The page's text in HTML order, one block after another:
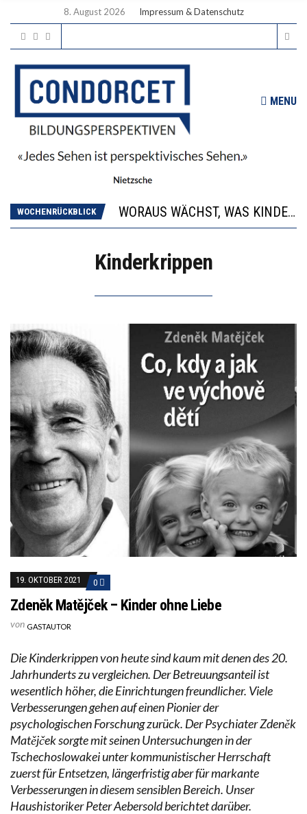
8. August 2026 Impressum & Datenschutz
MENU
WOCHENRÜCKBLICK
WORAUS WÄCHST, WAS KINDER TRÄGT
“WIR BEOBACHTEN EINEN REGELRECHTEN STURZFLUG BEI DEN LERNLEISTUNGEN”
Kinderkrippen
19. OKTOBER 2021 0
Zdeněk Matějček – Kinder ohne Liebe
von GASTAUTOR
Die Kinderkrippen von heute sind kaum mit denen des 20.
Jahrhunderts zu vergleichen. Der Betreuungsanteil ist
wesentlich höher, die Einrichtungen freundlicher. Viele
Verbesserungen gehen auf einen Pionier der
psychologischen Forschung zurück. Der Psychiater Zdeněk
Matějček sorgte mit seinen Untersuchungen in der
Tschechoslowakei unter kommunistischer Herrschaft
zuerst für Entsetzen, längerfristig aber für markante
Verbesserungen in diesem sensiblen Bereich. Unser
Haushistoriker Peter Aebersold berichtet darüber.